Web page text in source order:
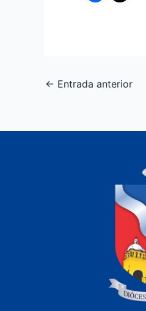
← Entrada anterior